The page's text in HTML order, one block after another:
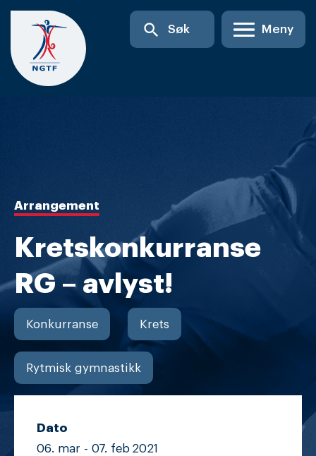
Skip
content
search Søk Meny
Arrangement
Kretskonkurranse
RG – avlyst!
Konkurranse Krets
Rytmisk gymnastikk
Dato
06. mar - 07. feb 2021